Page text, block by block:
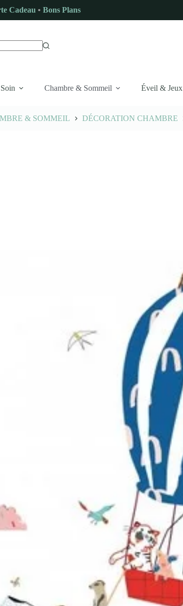
Cadeau • Bons Plans
Chambre & Sommeil Éveil & Jeux
& SOMMEIL DÉCORATION CHAMBRE